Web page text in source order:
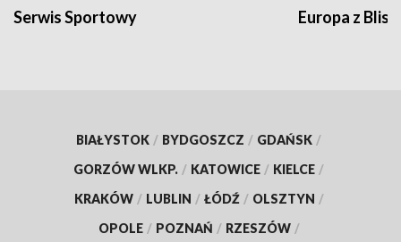
Serwis Sportowy Europa z
BIAŁYSTOK / BYDGOSZCZ / GDAŃSK /
GORZÓW WLKP. / KATOWICE / KIELCE /
KRAKÓW / LUBLIN / ŁÓDŹ / OLSZTYN /
OPOLE / POZNAŃ / RZESZÓW /